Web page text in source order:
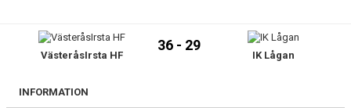
BILJETTER
50/50
VästeråsIrsta HF
36 - 29
IK Lågan
INFORMATION